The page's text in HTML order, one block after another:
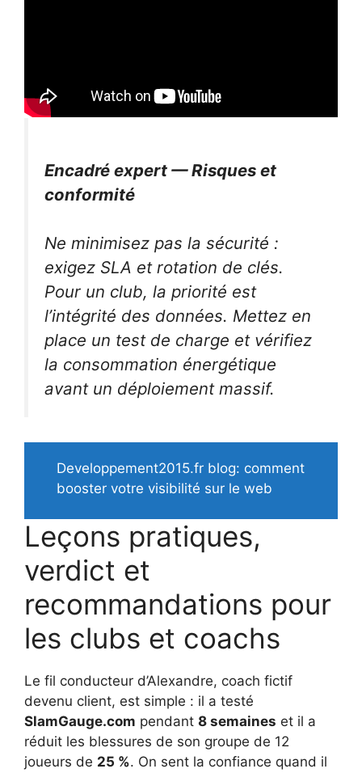
Encadré expert — Risques et
conformité
Ne minimisez pas la sécurité :
exigez SLA et rotation de clés.
Pour un club, la priorité est
l’intégrité des données. Mettez en
place un test de charge et vérifiez
la consommation énergétique
avant un déploiement massif.
Developpement2015.fr blog: comment
booster votre visibilité sur le web
Leçons pratiques,
verdict et
recommandations pour
les clubs et coachs
Le fil conducteur d’Alexandre, coach fictif
devenu client, est simple : il a testé
SlamGauge.com pendant 8 semaines et il a
réduit les blessures de son groupe de 12
joueurs de 25 %. On sent la confiance quand il